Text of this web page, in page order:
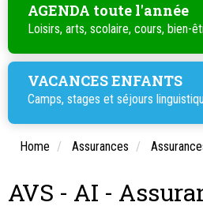
AGENDA toute l'année
Loisirs, arts, scolaire, cours, bien-
VACANCES ENFANTS
Camps, stages et séjours
Home Assurances
AVS - AI -